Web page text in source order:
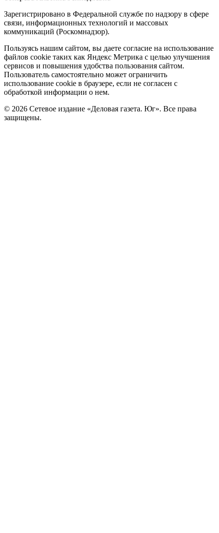
Зарегистрировано в Федеральной службе по надзору в сфере
связи, информационных технологий и массовых
коммуникаций (Роскомнадзор).
Политика
cookie
Пользуясь нашим сайтом, вы даете согласие на использование
файлов cookie таких как Яндекс Метрика с целью улучшения
сервисов и повышения удобства пользования сайтом.
Пользователь самостоятельно может ограничить
использование cookie в браузере, если не согласен с
обработкой информации о нем.
© 2026 Сетевое издание «Деловая газета. Юг». Все права
защищены.